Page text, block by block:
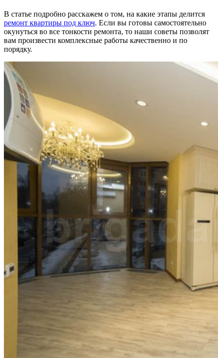
В статье подробно расскажем о том, на какие этапы делится
ремонт квартиры под ключ. Если вы готовы самостоятельно
окунуться во все тонкости ремонта, то наши советы позволят
вам произвести комплексные работы качественно и по
порядку.